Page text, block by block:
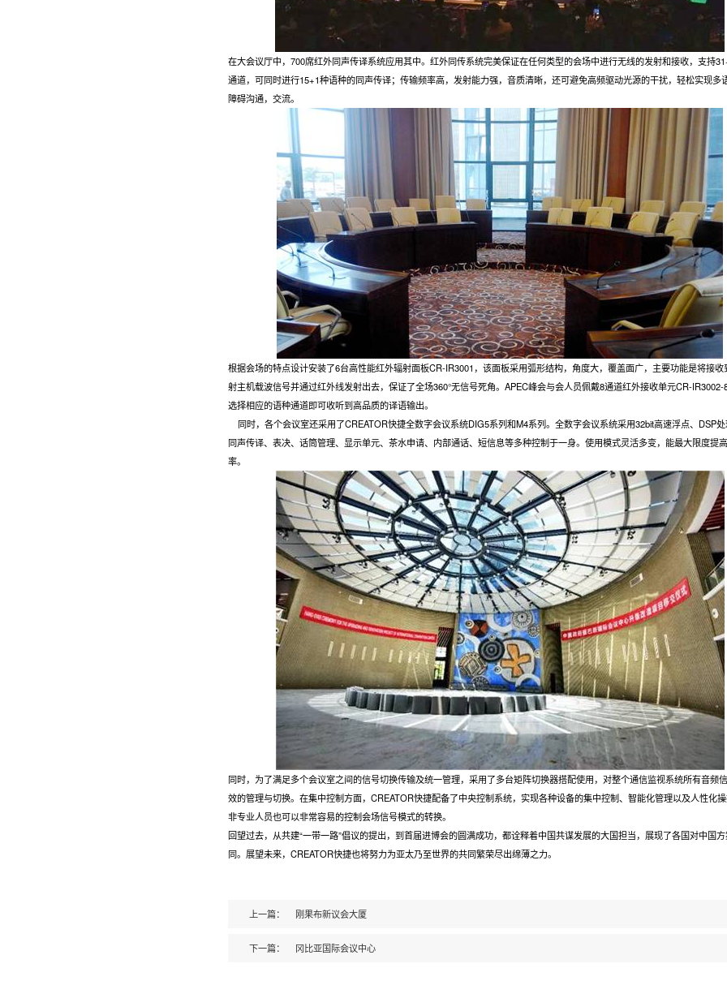
在大会议厅中，700席红外同声传译系统应用其中。红外同传系统完美保证在任何类型的会场中进行无线的发射和接收，支持
通道，可同时进行15+1种语种的同声传译；传输频率高，发射能力强，音质清晰，还可避免高频驱动光源的干扰，轻松实现多
障碍沟通，交流。
根据会场的特点设计安装了6台高性能红外辐射面板CR-IR3001，该面板采用弧形结构，角度大，覆盖面广，主要功能是将接收
射主机载波信号并通过红外线发射出去，保证了全场360°无信号死角。APEC峰会与会人员佩戴8通道红外接收单元CR-IR3002-8
选择相应的语种通道即可收听到高品质的译语输出。
同时，各个会议室还采用了CREATOR快捷全数字会议系统DIG5系列和M4系列。全数字会议系统采用32bit高速浮点、DSP
同声传译、表决、话筒管理、显示单元、茶水申请、内部通话、短信息等多种控制于一身。使用模式灵活多变，能最大限度提
率。
同时，为了满足多个会议室之间的信号切换传输及统一管理，采用了多台矩阵切换器搭配使用，对整个通信监视系统所有音频
效的管理与切换。在集中控制方面，CREATOR快捷配备了中央控制系统，实现各种设备的集中控制、智能化管理以及人性化
非专业人员也可以非常容易的控制会场信号模式的转换。
回望过去，从共建“一带一路”倡议的提出，到首届进博会的圆满成功，都诠释着中国共谋发展的大国担当，展现了各国对中国
同。展望未来，CREATOR快捷也将努力为亚太乃至世界的共同繁荣尽出绵薄之力。
上一篇： 刚果布新议会大厦
下一篇： 冈比亚国际会议中心